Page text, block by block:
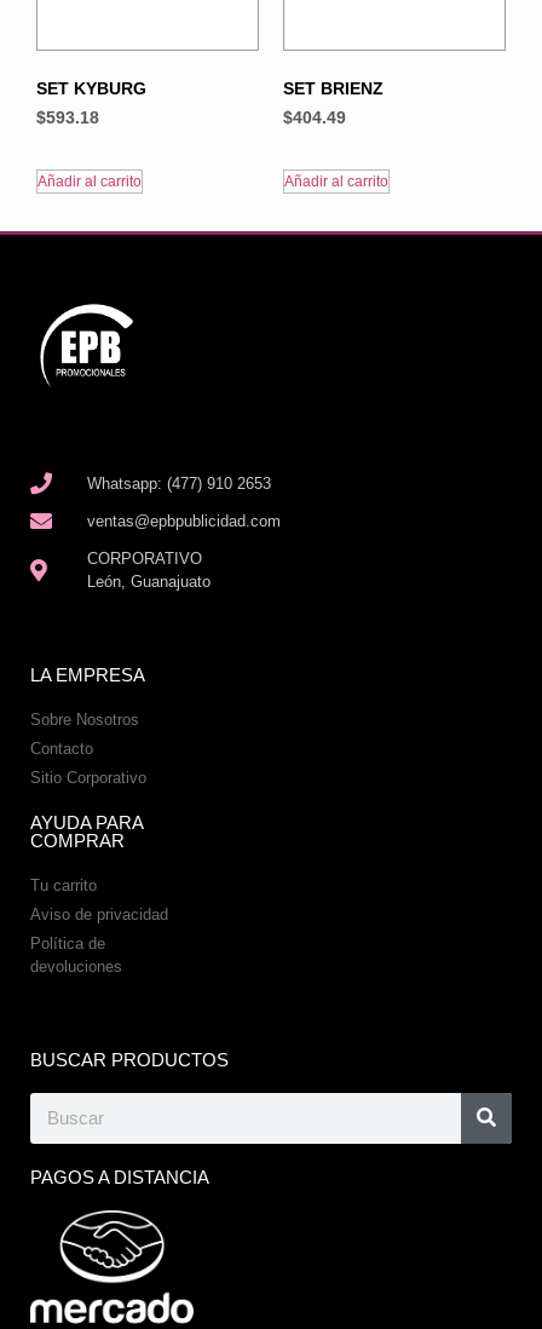
SET KYBURG
$593.18
Añadir al carrito
SET BRIENZ
$404.49
Añadir al carrito
Whatsapp: (477) 910 2653
ventas@epbpublicidad.com
CORPORATIVO
León, Guanajuato
LA EMPRESA
Sobre Nosotros
Contacto
Sitio Corporativo
AYUDA PARA
COMPRAR
Tu carrito
Aviso de privacidad
Política de
devoluciones
BUSCAR PRODUCTOS
PAGOS A DISTANCIA